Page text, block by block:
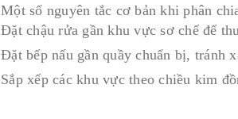
Một số nguyên tắc cơ bản khi phân
Đặt chậu rửa gần khu vực sơ chế để
Đặt bếp nấu gần quầy chuẩn bị, tránh
Sắp xếp các khu vực theo chiều kim